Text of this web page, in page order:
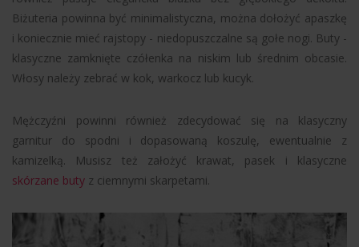
Biżuteria powinna być minimalistyczna, można dołożyć apaszkę
i koniecznie mieć rajstopy - niedopuszczalne są gołe nogi. Buty -
klasyczne zamknięte czółenka na niskim lub średnim obcasie.
Włosy należy zebrać w kok, warkocz lub kucyk.
Mężczyźni powinni również zdecydować się na klasyczny
garnitur do spodni i dopasowaną koszulę, ewentualnie z
kamizelką. Musisz też założyć krawat, pasek i klasyczne
skórzane buty z ciemnymi skarpetami.